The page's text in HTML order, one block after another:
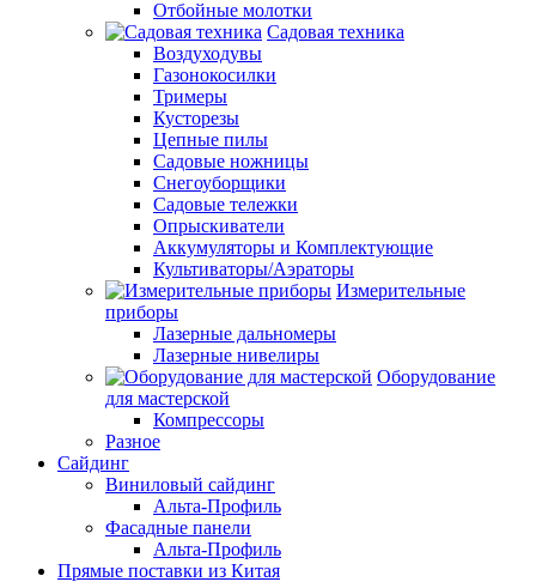
Отбойные молотки
Садовая техника
Воздуходувы
Газонокосилки
Тримеры
Кусторезы
Цепные пилы
Садовые ножницы
Снегоуборщики
Садовые тележки
Опрыскиватели
Аккумуляторы и Комплектующие
Культиваторы/Аэраторы
Измерительные
приборы
Лазерные дальномеры
Лазерные нивелиры
Оборудование
для мастерской
Компрессоры
Разное
Сайдинг
Виниловый сайдинг
Альта-Профиль
Фасадные панели
Альта-Профиль
Прямые поставки из Китая